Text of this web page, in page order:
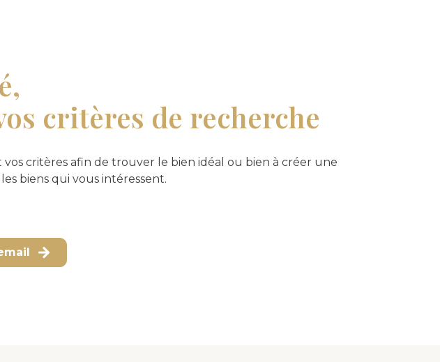
critères de recherche
critères afin de trouver le bien idéal ou bien à créer une
biens qui vous intéressent.